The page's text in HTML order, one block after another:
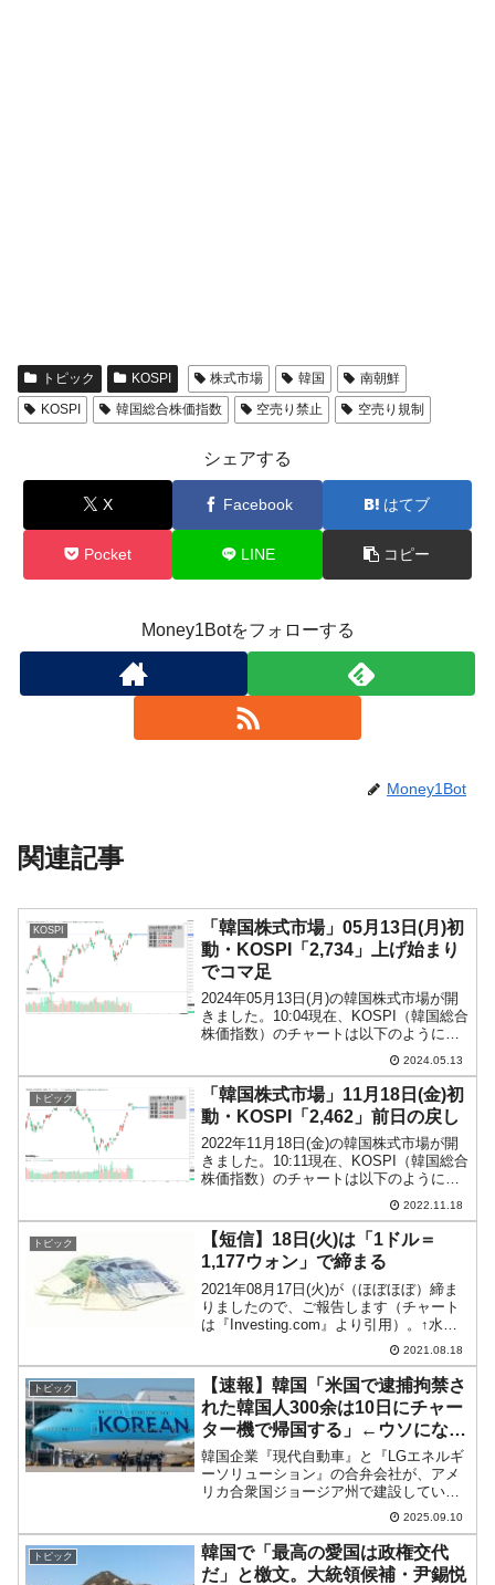
トピック KOSPI 株式市場 韓国
南朝鮮
KOSPI
韓国総合株価指数 空売り禁止 空売り規制
シェアする
X Facebook はてブ
Pocket LINE コピー
Money1Botをフォローする
Money1Bot
関連記事
KOSPI
「韓国株式市場」05月13日(月)初
動・KOSPI「2,734」上げ始まり
でコマ足
2024年05月13日(月)の韓国株式市場が開
きました。10:04現在、KOSPI（韓国総合
株価指数）のチャートは以下のようにな
『Investing.com』より引用）。上げて始
まりましたが、現在のところコマ足。
KOS...
2024.05.13
トピック
「韓国株式市場」11月18日(金)初
動・KOSPI「2,462」前日の戻し
2022年11月18日(金)の韓国株式市場が開
きました。10:11現在、KOSPI（韓国総合
株価指数）のチャートは以下のようにな
『Tradingview.com』より引用）。ちょい
アゲで始まり、陽線となっています。前
日...
2022.11.18
トピック
【短信】18日(火)は「1ドル＝
1,177ウォン」で締まる
2021年08月17日(火)が（ほぼほぼ）締ま
りましたので、ご報告します（チャート
は『Investing.com』より引用）。↑水色
のラインは「1ドル＝1,200ウォン」アメ
リカ時間でも下げることなく、17日(火)
は大きくウォン安が進みまし...
2021.08.18
トピック
【速報】韓国「米国で逮捕拘禁さ
れた韓国人300余は10日にチャー
ター機で帰国する」←ウソになり
ました
韓国企業『現代自動車』と『LGエネルギ
ーソリューション』の合弁会社が、アメ
リカ合衆国ジョージア州で建設していた
バッテー工場。2025年09月04日(現地時
間)、この工場に合衆国当局の連邦・州組
織がカチコミ捜査を決行。建設現場で働
いていた労働...
2025.09.10
トピック
韓国で「最高の愛国は政権交代
だ」と檄文。大統領候補・尹錫悦